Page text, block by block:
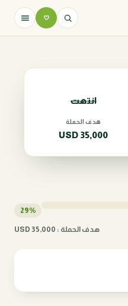
انتهت
هدف الحملة
35,000
29%
هدف الحملة : 35,000 USD